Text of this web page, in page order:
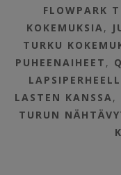
FLOWPARK
KOKEMUKSIA ,
TURKU
PUHEENAIHEET ,
LASTEN KANSSA ,
TURUN